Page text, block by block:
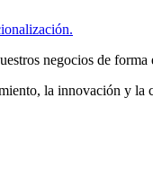
negocios de forma
la innovación y la